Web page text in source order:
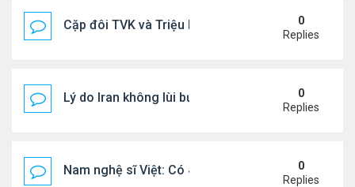
Cặp đôi TVK và Triệu Mẫn được yêu thích nhất
0
Replies
Lý do Iran không lùi bước trước lời đe dọa của
0
Replies
Nam nghệ sĩ Việt: Có 4 nhà ở Pháp, sống gần
0
Replies